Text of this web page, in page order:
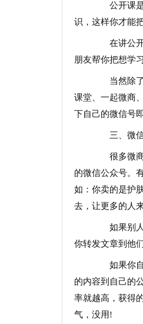
公开课是
识，这样你才能
在讲公开
朋友帮你把想学
当然除了
课堂、一起微商
下自己的微信号即
三、微信
很多微商
的微信公众号。
如：你卖的是护
去，让更多的人
如果别人
你转发文章到他
如果你自
的内容到自己的
率就越高，获得
气，没用!